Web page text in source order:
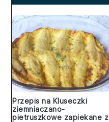
Przepis na Kluseczki
ziemniaczano-
pietruszkowe zapiekane z